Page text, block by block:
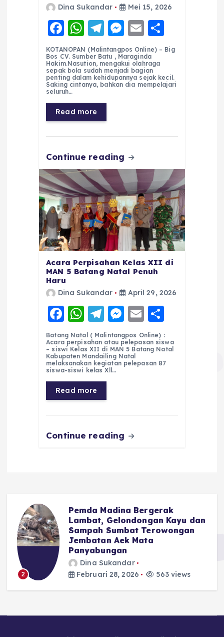
Dina Sukandar Mei 15, 2026
F
a
c
e
b
o
o
k
W
h
a
ts
A
p
p
T
el
e
g
r
a
m
M
e
ss
e
n
E
m
ai
l
h
re
KOTANOPAN (Malintangpos Online) – Big
Bos CV. Sumber Batu , Maraginda
Hakim.Nasution, mengakui olahraga
sepak bola sudah menjadi bagian
penting dalam kehidupannya sejak kecil.
Saking cintanya, bahkan dia mempelajari
seluruh…
Read more
Continue reading
Acara Perpisahan Kelas XII di
MAN 5 Batang Natal Penuh
Haru
Dina Sukandar April 29, 2026
F
a
c
e
b
o
o
W
h
a
ts
A
p
p
T
el
e
g
r
m
M
e
ss
e
er
E
m
ai
l
h
a
re
Batang Natal ( Malintangpos Online) :
Acara perpisahan atau pelepasan siswa
– siswi Kelas XII di MAN 5 Batang Natal
Kabupaten Mandailing Natal
melaksanakan kegiatan pelepasan 87
siswa-siswi kelas Xll…
Read more
Continue reading
2
Pemda Madina Bergerak
Lambat, Gelondongan Kayu dan
Sampah Sumbat Terowongan
Jembatan Aek Mata
Panyabungan
Dina Sukandar
Februari 28, 2026
563 views